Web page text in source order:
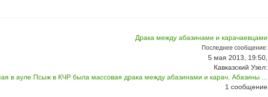
Драка между абазинами и карачаевцами
Последнее сообщение:
5 мая 2013, 19:50,
Кавказский Узел:
в ауле Псыж в КЧР была массовая драка между абазинами и карач. Абазины ...
1сообщение